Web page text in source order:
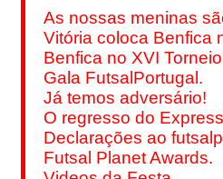
As nossas meninas
Vitória coloca Benfica
Benfica no XVI
Gala FutsalPortugal.
Já temos adversário!
O regresso do
Declarações ao
Futsal Planet Awards.